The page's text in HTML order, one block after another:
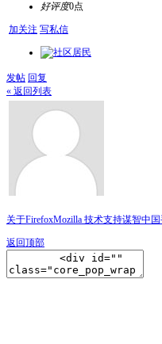
好评度0点
加关注 写私信
发帖 回复
« 返回列表
关于FirefoxMozilla 技术支持谋智中国
返回顶部